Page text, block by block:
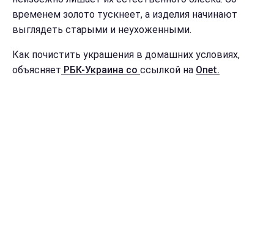
временем золото тускнеет, а изделия начинают
выглядеть старыми и неухоженными.
Как почистить украшения в домашних условиях,
объясняет РБК-Украина со ссылкой на Onet.